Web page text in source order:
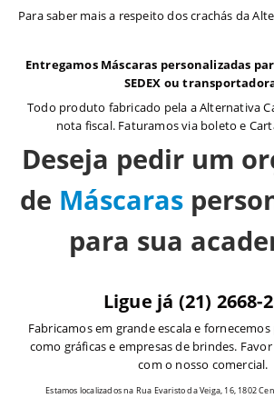
Para saber mais a respeito dos crachás da
Entregamos Máscaras personalizadas
SEDEX ou
Todo produto fabricado pela a Alternativa
nota fiscal. Faturamos via boleto e
Deseja pedir um
de Máscaras
para sua
Ligue já (21) 2668-
Fabricamos em grande escala e
como gráficas e empresas de brindes.
com o nosso comercial.
Estamos localizados na Rua Evaristo da Veiga, 16, 1802